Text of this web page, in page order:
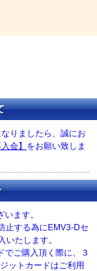
りましたら、誠にお
会】 をお願い致しま
ます。
止する為にEMV3-Dセ
たします。
ご購入頂く際に、３
ットカードはご利用